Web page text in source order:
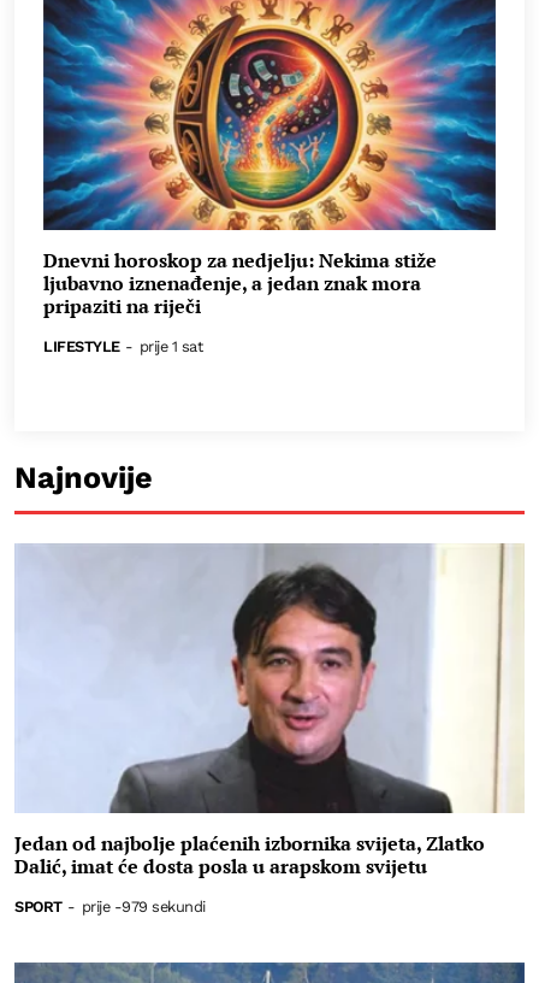
Dnevni horoskop za nedjelju: Nekima stiže
ljubavno iznenađenje, a jedan znak mora
pripaziti na riječi
LIFESTYLE - prije 1 sat
Najnovije
Jedan od najbolje plaćenih izbornika svijeta, Zlatko
Dalić, imat će dosta posla u arapskom svijetu
SPORT - prije -979 sekundi